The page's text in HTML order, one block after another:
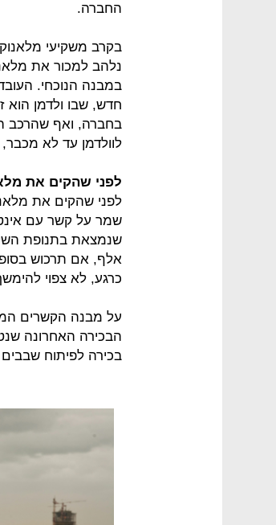
החברה.
בקרב משקיעי
נלהב למכור את
במבנה הנוכחי.
חדש, שבו ולדמן
בחברה, ואף שהרכב
לוולדמן עד לא
לפני שהקים את
לפני שהקים את
שמר על קשר עם
אלף, אם תרכוש
כרגע, לא צפוי
על מבנה הקשרים
בכירה לפיתוח